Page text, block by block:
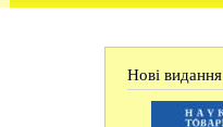
Нові видання